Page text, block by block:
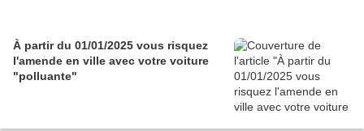
À partir du 01/01/2025 vous risquez
l'amende en ville avec votre voiture
"polluante"